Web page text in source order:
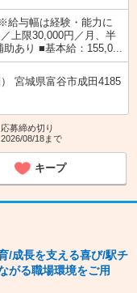
給与幅は経験・能力に
上限30,000円／月、半
あり ■基本給：155,0...
宮城県富谷市成田4185
応募締め切り
2026/08/18まで
キープ
/成長を支える喜び/駅チ
がる職場環境をご用